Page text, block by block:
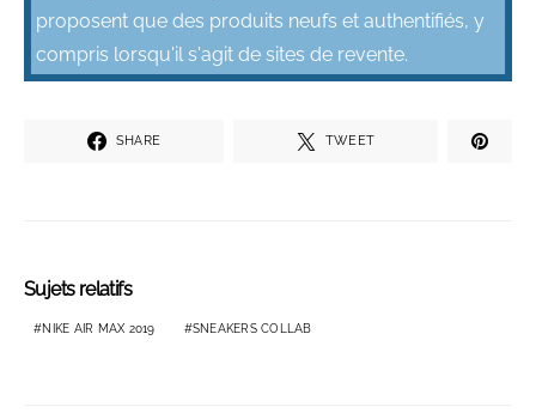
proposent que des produits neufs et authentifiés, y
compris lorsqu'il s'agit de sites de revente.
SHARE TWEET
Sujets relatifs
NIKE AIR MAX 2019 SNEAKERS COLLAB